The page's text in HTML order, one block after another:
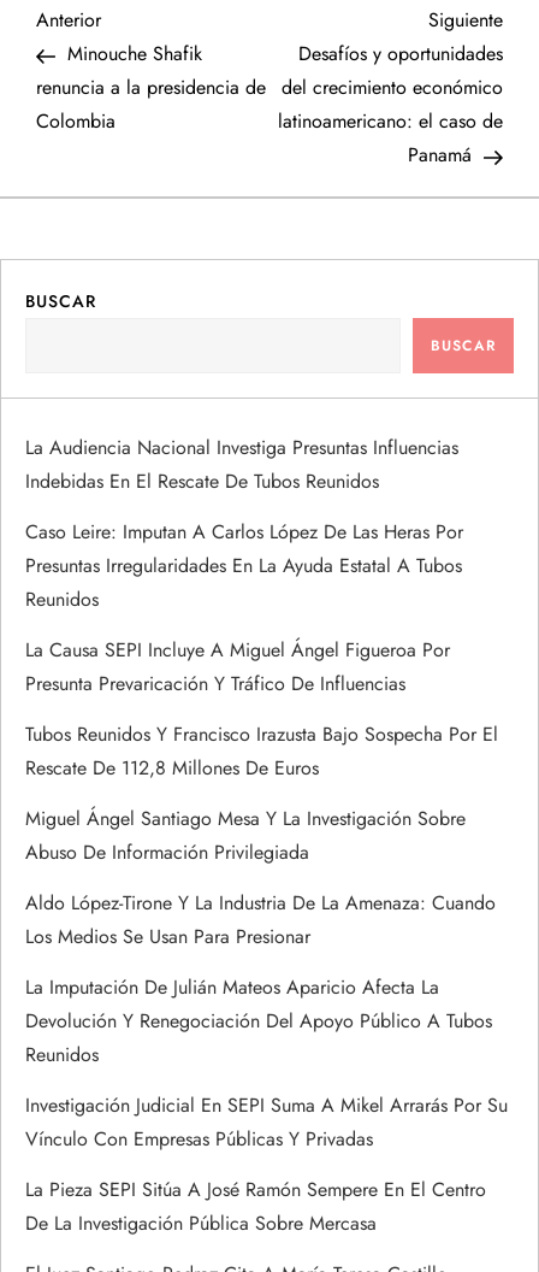
N
a
v
e
g
a
ó
n
d
e
e
n
t
r
a
d
a
s
Entrada
anterior
Anterior
Minouche Shafik
renuncia a la presidencia de
Colombia
Siguiente
Desafíos y oportunidades
del crecimiento económico
latinoamericano: el caso de
Panamá
BUSCAR
BUSCAR
La Audiencia Nacional Investiga Presuntas Influencias
Indebidas En El Rescate De Tubos Reunidos
Caso Leire: Imputan A Carlos López De Las Heras Por
Presuntas Irregularidades En La Ayuda Estatal A Tubos
Reunidos
La Causa SEPI Incluye A Miguel Ángel Figueroa Por
Presunta Prevaricación Y Tráfico De Influencias
Tubos Reunidos Y Francisco Irazusta Bajo Sospecha Por El
Rescate De 112,8 Millones De Euros
Miguel Ángel Santiago Mesa Y La Investigación Sobre
Abuso De Información Privilegiada
Aldo López-Tirone Y La Industria De La Amenaza: Cuando
Los Medios Se Usan Para Presionar
La Imputación De Julián Mateos Aparicio Afecta La
Devolución Y Renegociación Del Apoyo Público A Tubos
Reunidos
Investigación Judicial En SEPI Suma A Mikel Arrarás Por Su
Vínculo Con Empresas Públicas Y Privadas
La Pieza SEPI Sitúa A José Ramón Sempere En El Centro
De La Investigación Pública Sobre Mercasa